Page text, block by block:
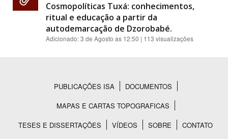
Cosmopolíticas Tuxá: conhecimentos,
ritual e educação a partir da
autodemarcação de Dzorobabé.
Adicionado:3 de Agosto as 12:50 | 113 visualizações
Rodapé
PUBLICAÇÕES ISA
DOCUMENTOS
MAPAS E CARTAS TOPOGRAFICAS
TESES E DISSERTAÇÕES
VÍDEOS SOBRE CONTATO